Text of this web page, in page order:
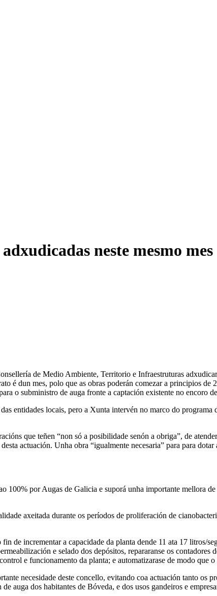
neste mesmo mes
de Medio Ambiente, Territorio e Infraestruturas
é dun mes, polo que as obras poderán comezar a principios de
o subministro de auga fronte a captación existente no encoro
entidades locais, pero a Xunta intervén no marco do
que teñen “non só a posibilidade senón a obriga”, de
actuación. Unha obra “igualmente necesaria” para para
por Augas de Galicia e suporá unha importante mellora de
axeitada durante os períodos de proliferación de
de incrementar a capacidade da planta dende 11 ata 17 litros/
e selado dos depósitos, repararanse os contadores
e funcionamento da planta; e automatizarase de modo que
necesidade deste concello, evitando coa actuación tanto os
auga dos habitantes de Bóveda, e dos usos gandeiros e